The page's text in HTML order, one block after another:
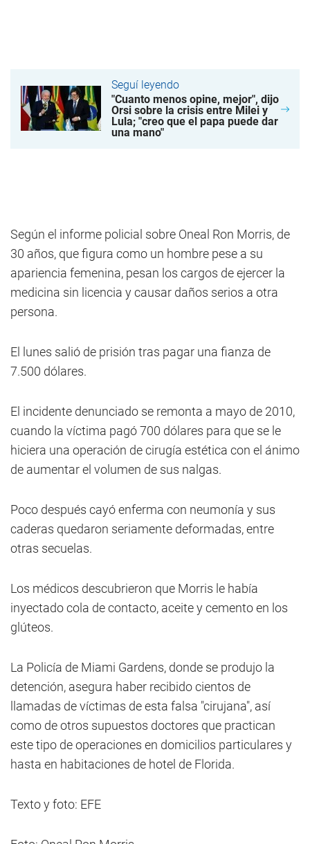
Seguí leyendo
"Cuanto menos opine, mejor", dijo
Orsi sobre la crisis entre Milei y
Lula; "creo que el papa puede dar
una mano"
Según el informe policial sobre Oneal Ron Morris, de
30 años, que figura como un hombre pese a su
apariencia femenina, pesan los cargos de ejercer la
medicina sin licencia y causar daños serios a otra
persona.
El lunes salió de prisión tras pagar una fianza de
7.500 dólares.
El incidente denunciado se remonta a mayo de 2010,
cuando la víctima pagó 700 dólares para que se le
hiciera una operación de cirugía estética con el ánimo
de aumentar el volumen de sus nalgas.
Poco después cayó enferma con neumonía y sus
caderas quedaron seriamente deformadas, entre
otras secuelas.
Los médicos descubrieron que Morris le había
inyectado cola de contacto, aceite y cemento en los
glúteos.
La Policía de Miami Gardens, donde se produjo la
detención, asegura haber recibido cientos de
llamadas de víctimas de esta falsa "cirujana", así
como de otros supuestos doctores que practican
este tipo de operaciones en domicilios particulares y
hasta en habitaciones de hotel de Florida.
Texto y foto: EFE